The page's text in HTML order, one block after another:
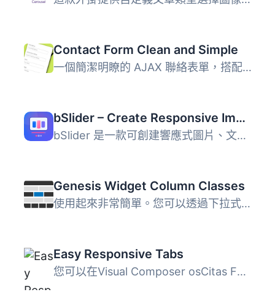
Contact Form Clean and Simple
一個簡潔明瞭的 AJAX 聯絡表單，搭配 Google reCAPTCHA、Twit...
bSlider – Create Responsive Image, Post, Product, and Video Sliders
bSlider 是一款可創建響應式圖片、文章、WooCommerce 產品及...
Genesis Widget Column Classes
使用起來非常簡單。您可以透過下拉式選單為小工具新增欄位類...
Easy Responsive Tabs
您可以在Visual Composer osCitas Fancy Tabs中獲取專業版 ...